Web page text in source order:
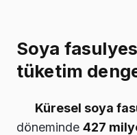
Soya
tüketim
Küresel soya
döneminde 427